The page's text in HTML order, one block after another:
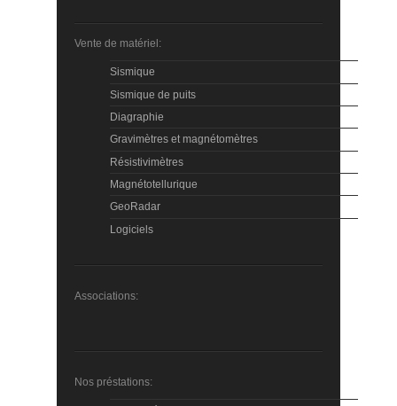
Vente de matériel:
Sismique
Sismique de puits
Diagraphie
Gravimètres et magnétomètres
Résistivimètres
Magnétotellurique
GeoRadar
Logiciels
Associations:
Nos préstations: